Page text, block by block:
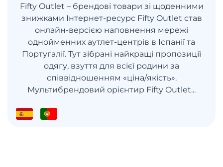
Fifty Outlet – брендові товари зі щоденними
знижками Інтернет-ресурс Fifty Outlet став
онлайн-версією наповнення мережі
однойменних аутлет-центрів в Іспанії та
Португалії. Тут зібрані найкращі пропозиції
одягу, взуття для всієї родини за
співвідношенням «ціна/якість».
Мультибрендовий орієнтир Fifty Outlet...